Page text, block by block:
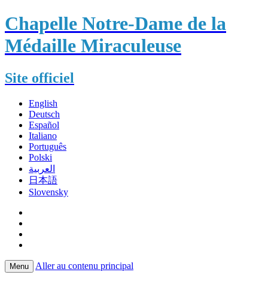
Chapelle Notre-Dame de la
Médaille Miraculeuse
Site officiel
English
Deutsch
Español
Italiano
Português
Polski
العربية
日本語
Slovensky
Menu Aller au contenu principal